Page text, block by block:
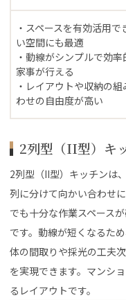
・スペースを有効活用で
い空間にも最適
・動線がシンプルで効率
家事が行える
・レイアウトや収納の組
わせの自由度が高い
2列型（II型）キ
2列型（II型）キッチンは
列に分けて向かい合わせ
でも十分な作業スペース
です。動線が短くなるた
体の間取りや採光の工夫
を実現できます。マンシ
るレイアウトです。